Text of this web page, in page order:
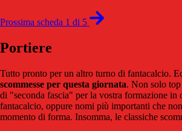
Prossima scheda 1 di 5
Portiere
Tutto pronto per un altro turno di fantacalcio.
scommesse per questa giornata. Non solo
di "seconda fascia" per la vostra formazione in
fantacalcio, oppure nomi più importanti che
momento di forma. Insomma, le classiche